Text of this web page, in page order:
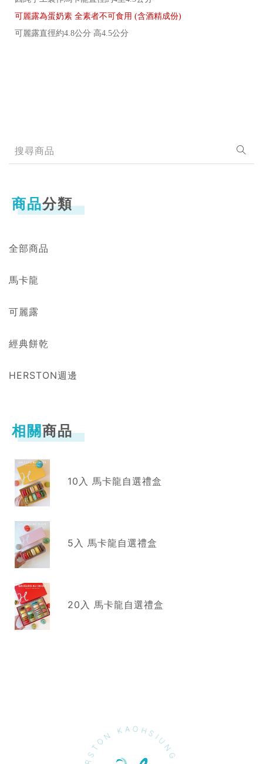
商品分類
全部商品
馬卡龍
可麗露
經典餅乾
HERSTON週邊
相關商品
10入 馬卡龍自選禮盒
5入 馬卡龍自選禮盒
20入 馬卡龍自選禮盒
可麗露直徑約4.8公分 高4.5公分